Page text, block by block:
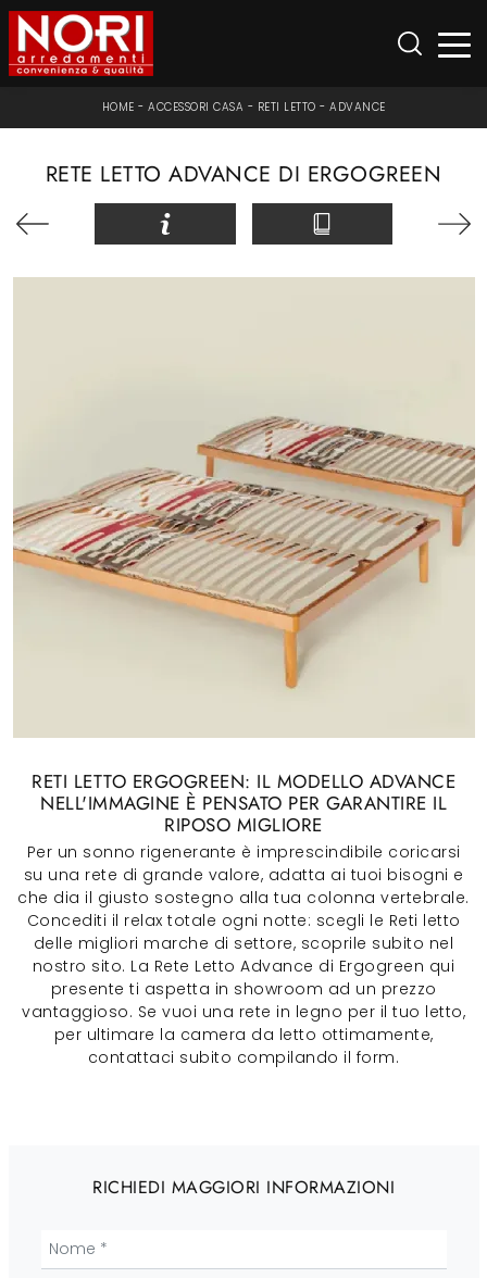
HOME - ACCESSORI CASA - RETI LETTO - ADVANCE
RETE LETTO ADVANCE DI ERGOGREEN
RETI LETTO ERGOGREEN: IL MODELLO ADVANCE
NELL'IMMAGINE È PENSATO PER GARANTIRE IL
RIPOSO MIGLIORE
Per un sonno rigenerante è imprescindibile coricarsi
su una rete di grande valore, adatta ai tuoi bisogni e
che dia il giusto sostegno alla tua colonna vertebrale.
Concediti il relax totale ogni notte: scegli le Reti letto
delle migliori marche di settore, scoprile subito nel
nostro sito. La Rete Letto Advance di Ergogreen qui
presente ti aspetta in showroom ad un prezzo
vantaggioso. Se vuoi una rete in legno per il tuo letto,
per ultimare la camera da letto ottimamente,
contattaci subito compilando il form.
RICHIEDI MAGGIORI INFORMAZIONI